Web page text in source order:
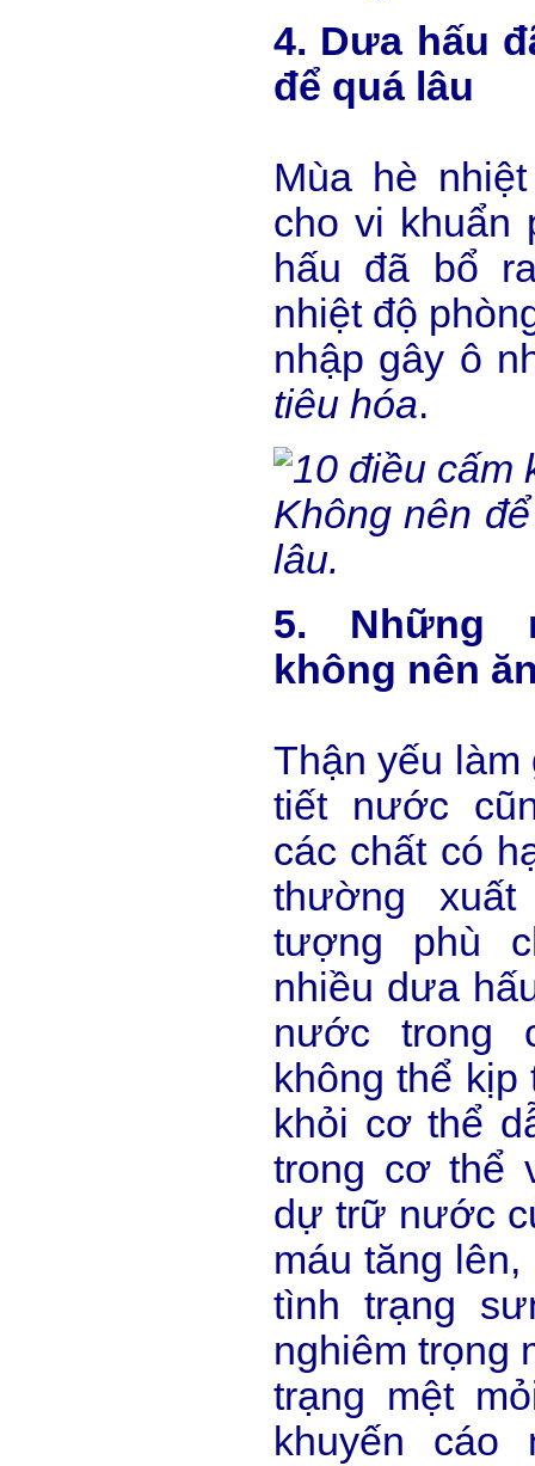
4. Dưa hấu
để quá lâu
Mùa hè
cho vi khuẩn
hấu đã bổ
nhiệt độ
nhập gây ô
tiêu hóa.
Không nên
lâu.
5. Những
không nên
Thận yếu
tiết nước
các chất có
thường
tượng phù
nhiều dưa
nước trong
không thể
khỏi cơ thể
trong cơ thể
dự trữ nước
máu tăng
tình trạng
nghiêm trọng
trạng mệt
khuyến cáo